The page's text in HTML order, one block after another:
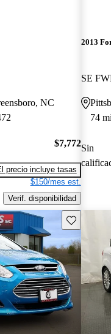
NC
$7,772
precio incluye tasas
$150/mes est.
Verif. disponibilidad
2013
SE
74
Sin
Guarda este